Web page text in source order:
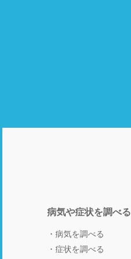
病気や症状を調べる
病気を調べる
症状を調べる